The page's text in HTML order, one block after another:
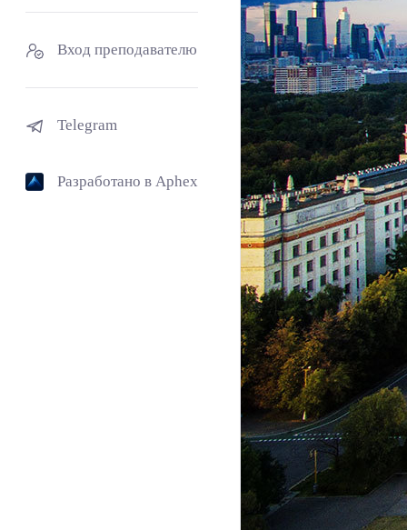
Вход преподавателю
Telegram
Разработано в Aphex